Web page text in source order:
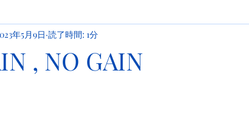
, NO GAIN
年5月9日 読了時間: 1分